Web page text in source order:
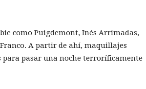
como Puigdemont, Inés Arrimadas,
A partir de ahí, maquillajes
para pasar una noche terroríficamente